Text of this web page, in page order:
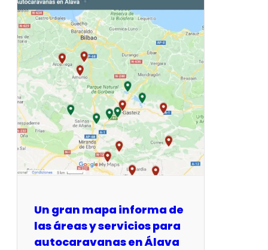
Un gran mapa informa de
las áreas y servicios para
autocaravanas en Álava